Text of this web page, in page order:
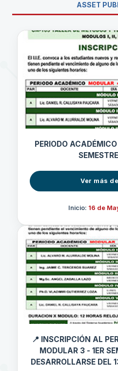
ASSET
PERIODO
Ver más
Inicio: 16 de
📍 INSCRIPCIÓN AL
MODULAR 3 - 1ER
DESARROLLARSE DEL